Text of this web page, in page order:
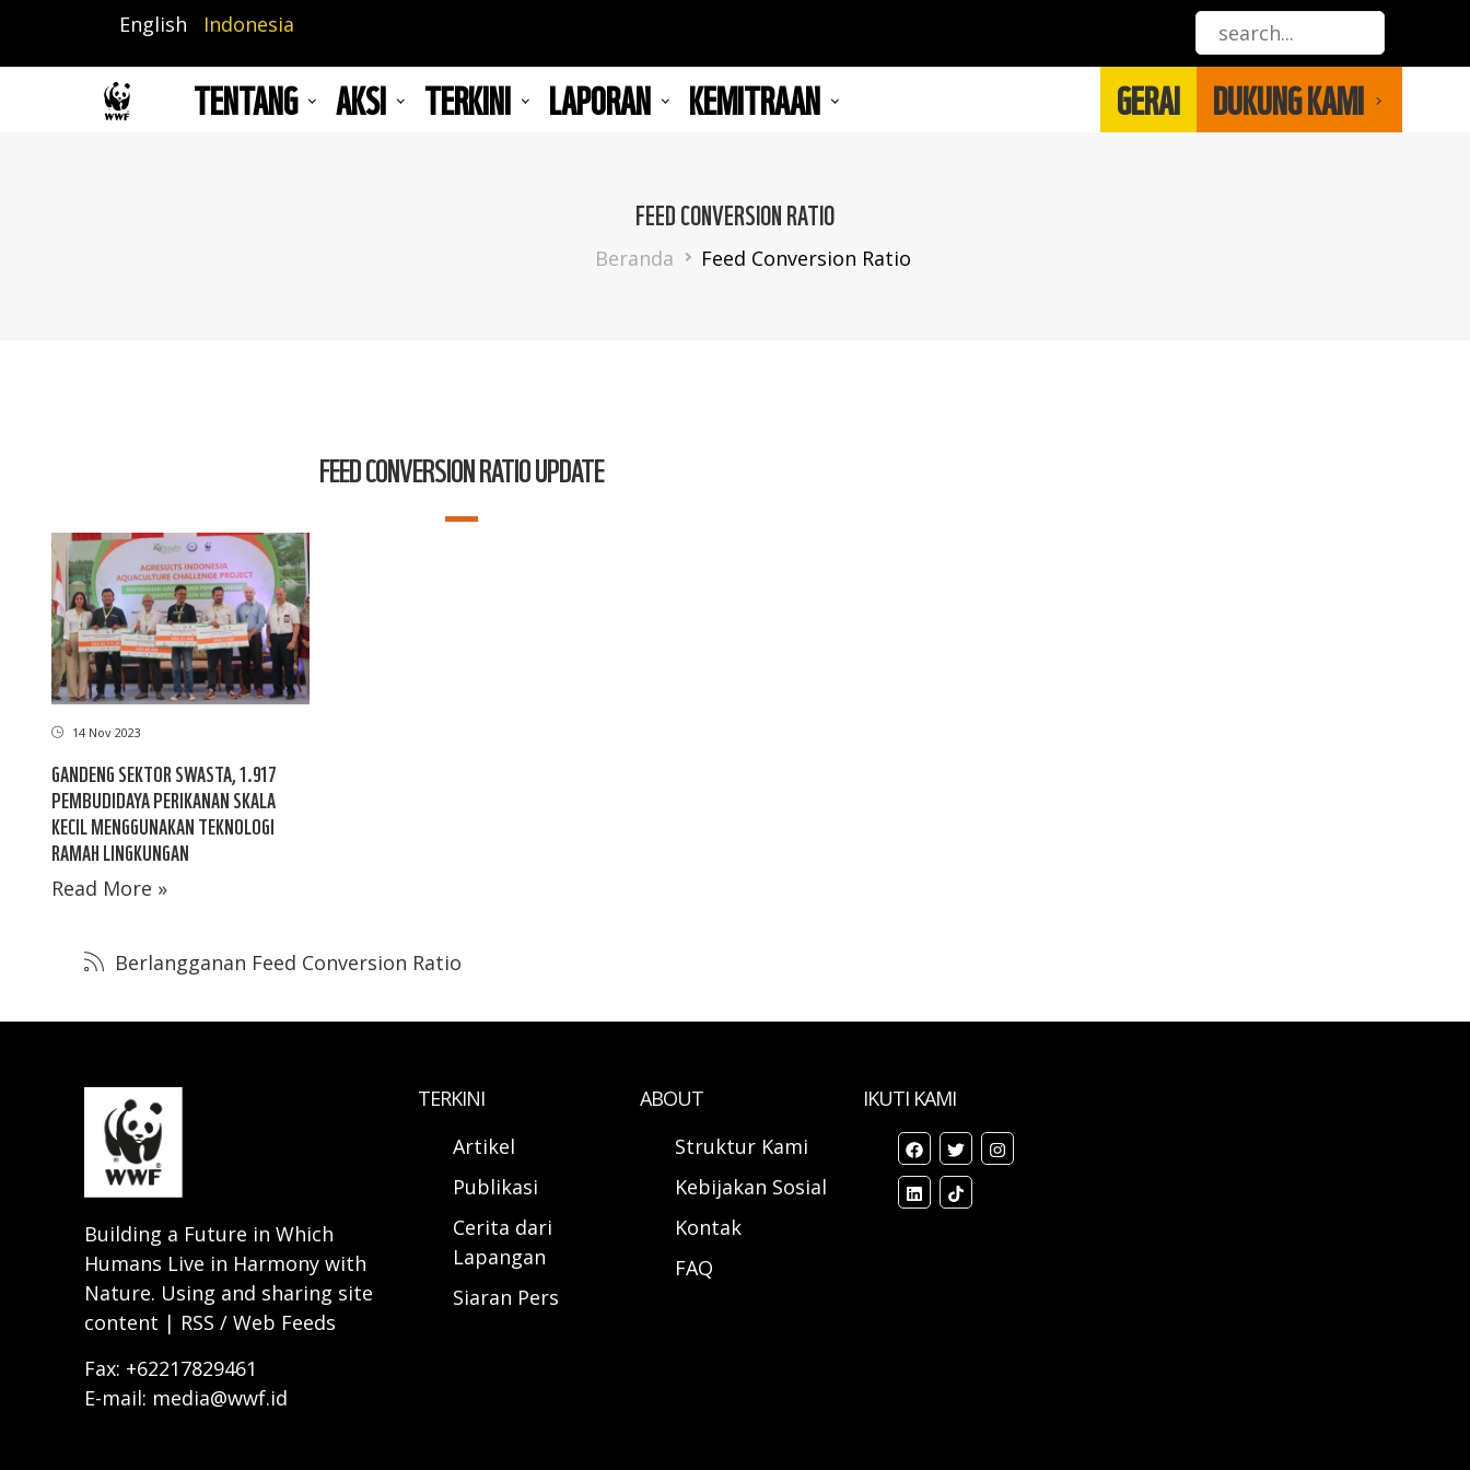
isi
English Indonesia
TENTANG AKSI TERKINI LAPORAN KEMITRAAN GERAI DUKUNG KAMI
FEED CONVERSION RATIO
Breadcrumb
Beranda Feed Conversion Ratio
FEED CONVERSION RATIO UPDATE
14 Nov 2023
GANDENG SEKTOR SWASTA, 1.917
PEMBUDIDAYA PERIKANAN SKALA
KECIL MENGGUNAKAN TEKNOLOGI
RAMAH LINGKUNGAN
Read More »
Berlangganan Feed Conversion Ratio
Building a Future in Which
Humans Live in Harmony with
Nature. Using and sharing site
content | RSS / Web Feeds
Fax: +62217829461
E-mail: media@wwf.id
TERKINI
Artikel
Publikasi
Cerita dari
Lapangan
Siaran Pers
ABOUT
Struktur Kami
Kebijakan Sosial
Kontak
FAQ
IKUTI KAMI